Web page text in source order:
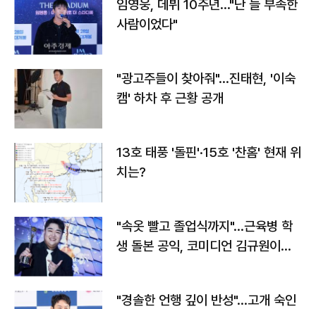
임영웅, 데뷔 10주년…"난 늘 부족한
사람이었다"
"광고주들이 찾아줘"…진태현, '이숙
캠' 하차 후 근황 공개
13호 태풍 '돌핀'·15호 '찬홈' 현재 위
치는?
"속옷 빨고 졸업식까지"…근육병 학
생 돌본 공익, 코미디언 김규원이었
"경솔한 언행 깊이 반성"…고개 숙인